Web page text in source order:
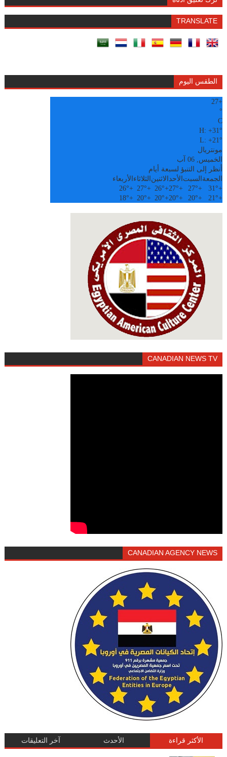
TRANSLATE
الطقس اليوم
+
27
°
C
H:+31°
L:+21°
مونتريال
الخميس, 06 آب
أنظر إلى التنبؤ لسبعة أيام
الجمعة السبت الأحدالاثنين الثلاثاء الأربعاء
+
31°
+
27°
+
27°
+
26°
+
27°
+
26°
+
21°
+
20°
+
20°
+
20°
+
20°
+
18°
CANADIAN NEWS TV
CANADIAN AGENCY NEWS
الأكثر قراءة الأحدث آخر التعليقات